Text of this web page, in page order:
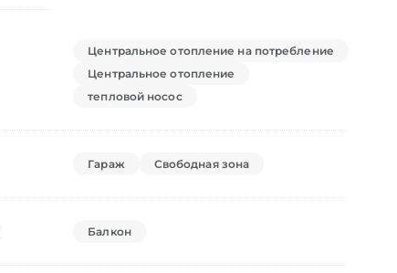
Центральное отопление на потребление
Центральное отопление
тепловой носос
Гараж Свободная зона
Балкон